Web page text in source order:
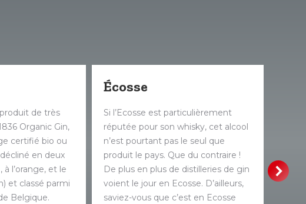
de très
Organic Gin,
certifié bio ou
en deux
à l’orange, et le
et classé parmi
Belgique.
Écosse
Si l’Ecosse est particulièrement
réputée pour son whisky, cet alcool
n’est pourtant pas le seul que
produit le pays. Que du contraire !
De plus en plus de distilleries de gin
voient le jour en Ecosse. D’ailleurs,
saviez-vous que c’est en Ecosse